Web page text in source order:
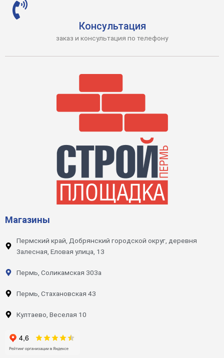
Консультация
заказ и консультация по телефону
Магазины
Пермский край, Добрянский городской округ, деревня
Залесная, Еловая улица, 13
Пермь, Соликамская 303а
Пермь, Стахановская 43
Култаево, Веселая 10